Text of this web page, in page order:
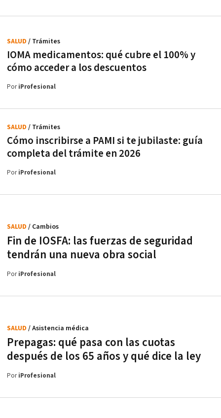
IOMA medicamentos: qué cubre el 100% y
cómo acceder a los descuentos
SALUD / Trámites
PoriProfesional
Cómo inscribirse a PAMI si te jubilaste: guía
completa del trámite en 2026
SALUD / Trámites
PoriProfesional
Fin de IOSFA: las fuerzas de seguridad
tendrán una nueva obra social
SALUD / Cambios
PoriProfesional
Prepagas: qué pasa con las cuotas
después de los 65 años y qué dice la ley
SALUD / Asistencia médica
PoriProfesional